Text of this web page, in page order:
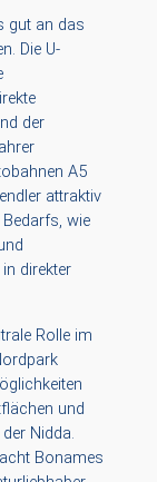
gut an das
Die U-
der
A5
attraktiv
wie
direkter
Rolle im
und
Nidda.
Bonames